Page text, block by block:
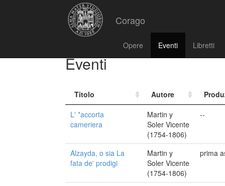
Corago
Opere Eventi Libretti
Eventi
Titolo Autore
L' *accorta
cameriera
Martin y
Soler Vicente
(1754-1806)
--
Alzayda, o sia La
fata de' prodigi
Martin y
Soler Vicente
(1754-1806)
prima